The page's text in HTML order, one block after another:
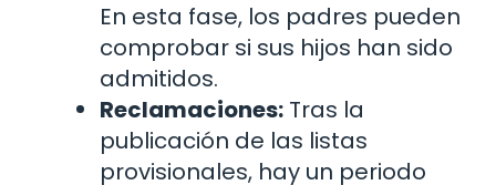
En esta fase, los padres pueden
comprobar si sus hijos han sido
admitidos.
Reclamaciones: Tras la
publicación de las listas
provisionales, hay un periodo